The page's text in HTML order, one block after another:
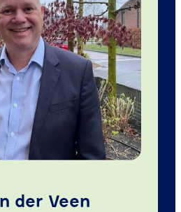
der Veen